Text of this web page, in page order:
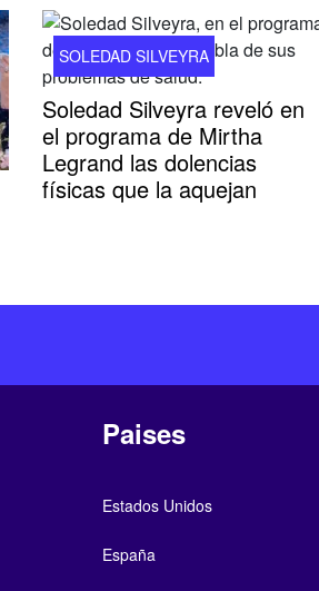
SOLEDAD SILVEYRA
Soledad Silveyra reveló en
el programa de Mirtha
Legrand las dolencias
físicas que la aquejan
Paises
Estados Unidos
España